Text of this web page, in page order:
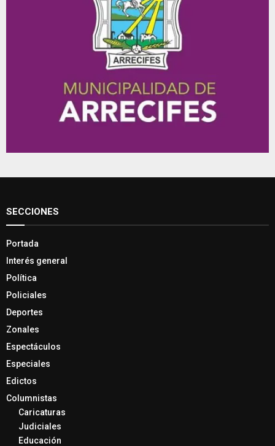
SECCIONES
Portada
Interés general
Política
Policiales
Deportes
Zonales
Espectáculos
Especiales
Edictos
Columnistas
Caricaturas
Judiciales
Educación